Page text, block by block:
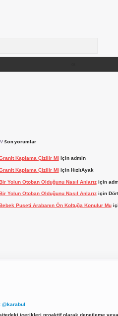
Son yorumlar
Kaplama Çizilir Mi için admin
Kaplama Çizilir Mi için HızlıAyak
Yolun Otoban Olduğunu Nasıl Anlarıziçin
Yolun Otoban Olduğunu Nasıl Anlarıziçin
Puseti Arabanın Ön Koltuğa Konulur Mu
@karabul
içerikleri proaktif olarak denetleme